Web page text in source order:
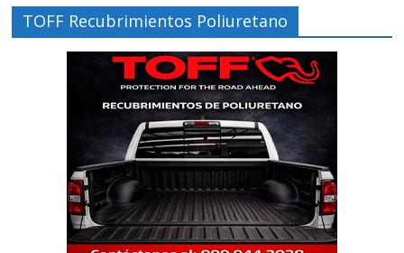
TOFF Recubrimientos Poliuretano